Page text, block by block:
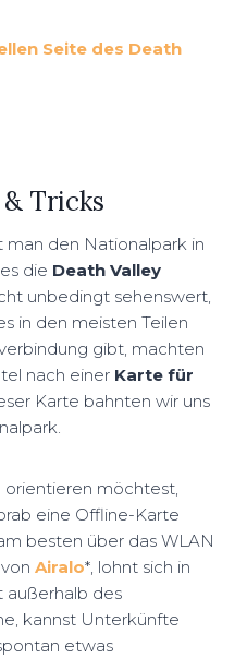
Seite des Death
Tricks
man den Nationalpark in
die Death Valley
unbedingt sehenswert,
in den meisten Teilen
gibt, machten
nach einer Karte für
Karte bahnten wir uns
orientieren möchtest,
eine Offline-Karte
besten über das WLAN
Airalo*, lohnt sich in
außerhalb des
kannst Unterkünfte
etwas